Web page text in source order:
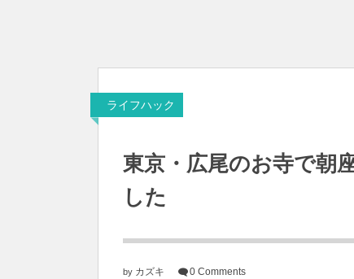
ライフハック
東京・広尾のお寺で朝
した
by カズキ 0 Comments